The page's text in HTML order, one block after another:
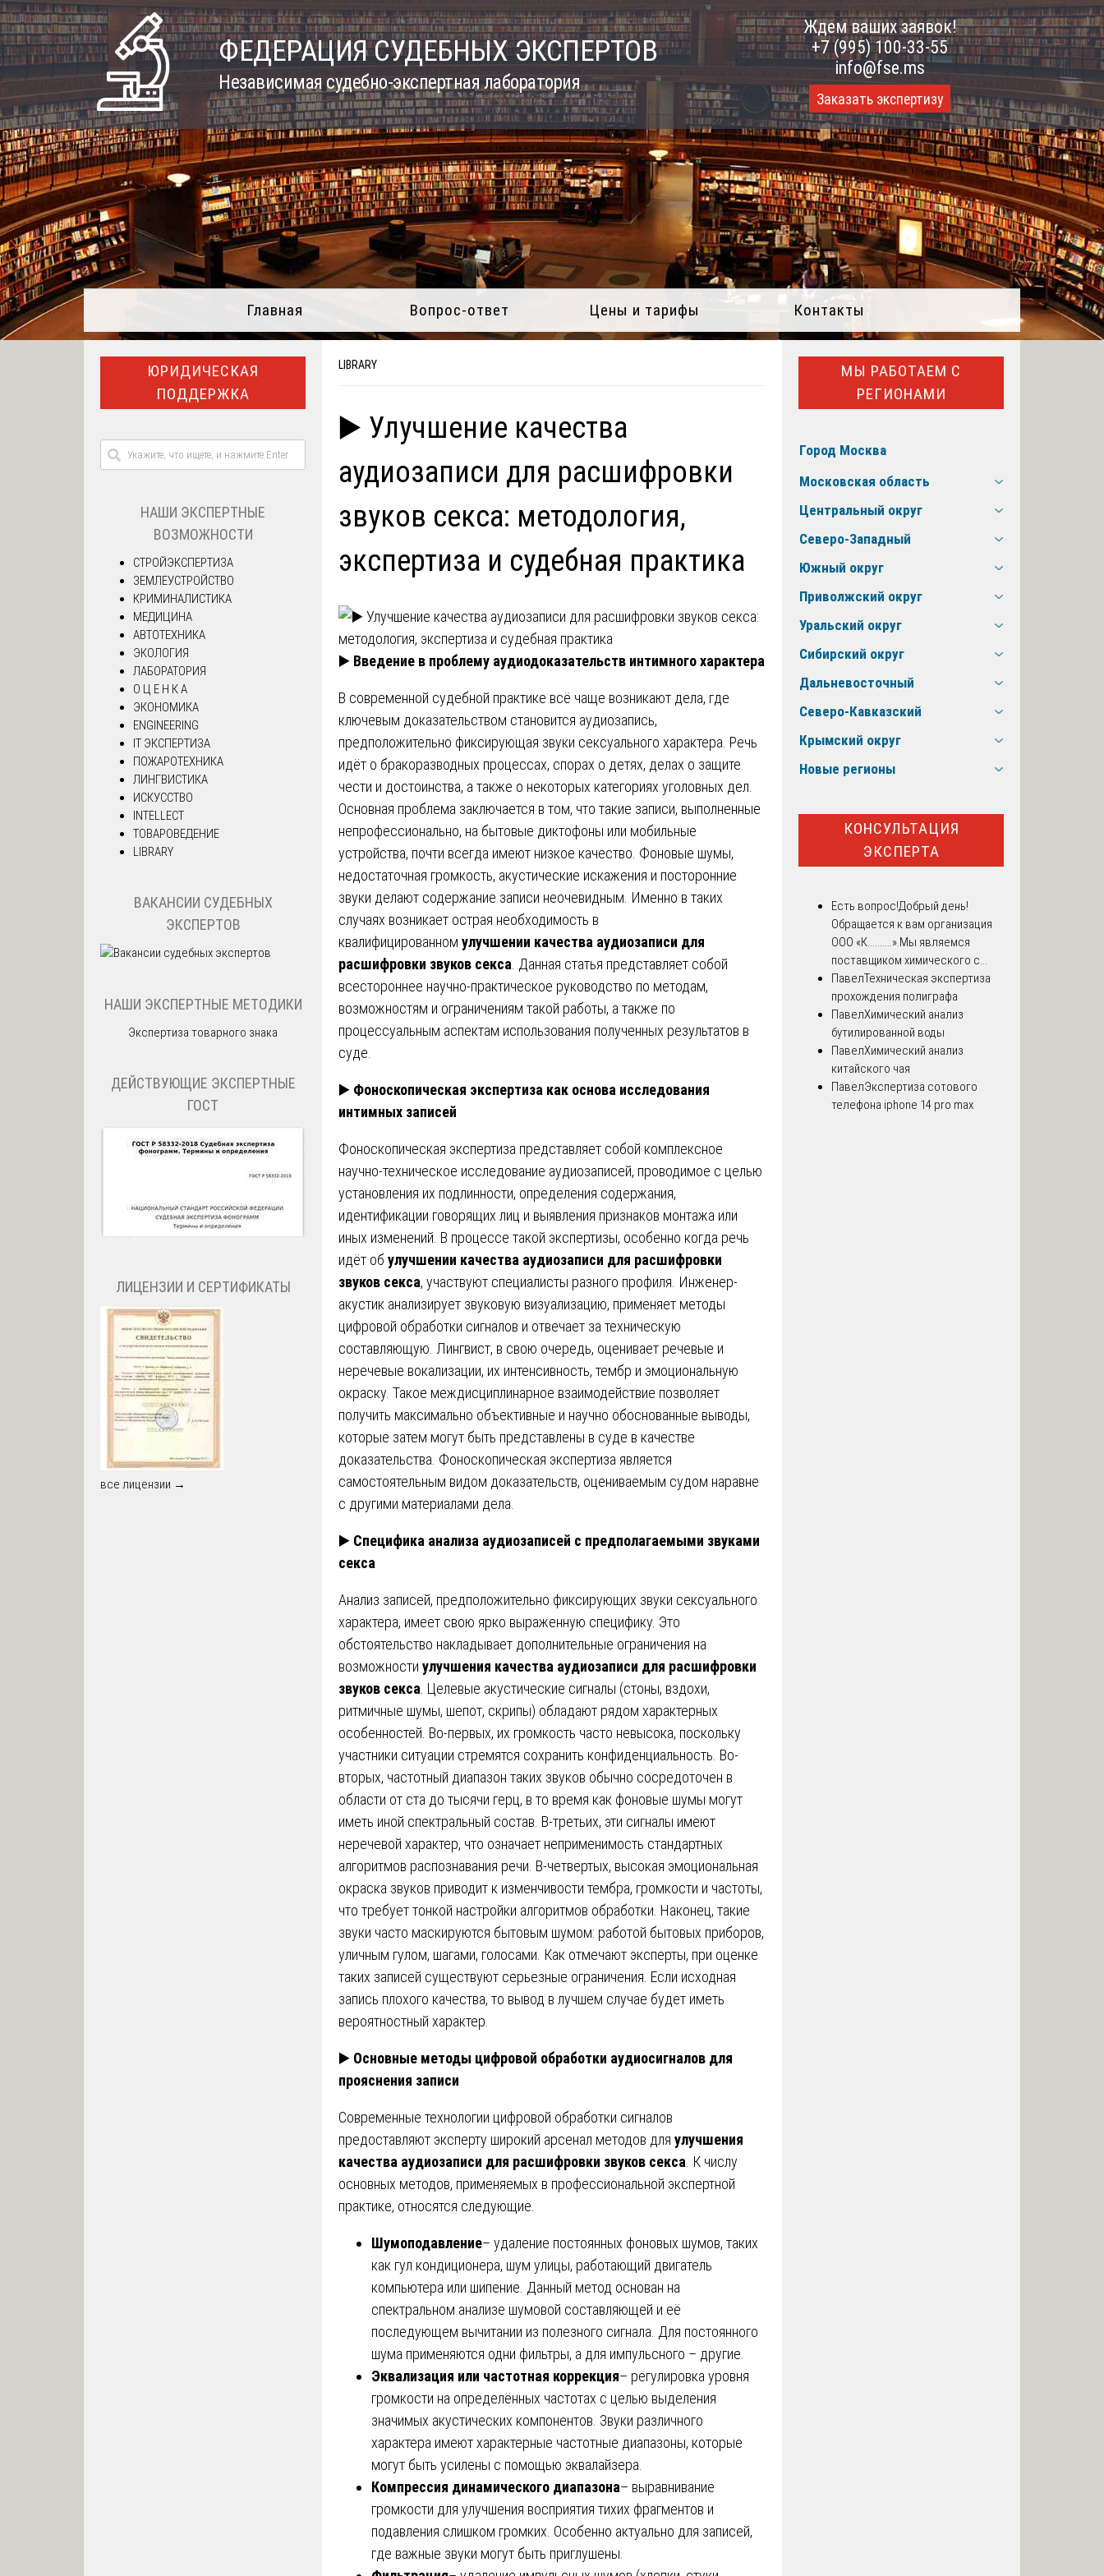
Skip
to
content
ФЕДЕРАЦИЯ СУДЕБНЫХ ЭКСПЕРТОВ
Независимая судебно-экспертная лаборатория
Ждем ваших заявок!
+7 (995) 100-33-55
info@fse.ms
Заказать экспертизу
Главная Вопрос-ответ Цены и тарифы Контакты
LIBRARY
▶️ Улучшение качества
аудиозаписи для расшифровки
звуков секса: методология,
экспертиза и судебная практика
▶️ Введение в проблему аудиодоказательств интимного характера
В современной судебной практике всё чаще возникают дела, где
ключевым доказательством становится аудиозапись,
предположительно фиксирующая звуки сексуального характера. Речь
идёт о бракоразводных процессах, спорах о детях, делах о защите
чести и достоинства, а также о некоторых категориях уголовных дел.
Основная проблема заключается в том, что такие записи, выполненные
непрофессионально, на бытовые диктофоны или мобильные
устройства, почти всегда имеют низкое качество. Фоновые шумы,
недостаточная громкость, акустические искажения и посторонние
звуки делают содержание записи неочевидным. Именно в таких
случаях возникает острая необходимость в
квалифицированном улучшении качества аудиозаписи для
расшифровки звуков секса . Данная статья представляет собой
всестороннее научно-практическое руководство по методам,
возможностям и ограничениям такой работы, а также по
процессуальным аспектам использования полученных результатов в
суде.
▶️ Фоноскопическая экспертиза как основа исследования
интимных записей
Фоноскопическая экспертиза представляет собой комплексное
научно-техническое исследование аудиозаписей, проводимое с целью
установления их подлинности, определения содержания,
идентификации говорящих лиц и выявления признаков монтажа или
иных изменений. В процессе такой экспертизы, особенно когда речь
идёт об улучшении качества аудиозаписи для расшифровки
звуков секса, участвуют специалисты разного профиля. Инженер-
акустик анализирует звуковую визуализацию, применяет методы
цифровой обработки сигналов и отвечает за техническую
составляющую. Лингвист, в свою очередь, оценивает речевые и
неречевые вокализации, их интенсивность, тембр и эмоциональную
окраску. Такое междисциплинарное взаимодействие позволяет
получить максимально объективные и научно обоснованные выводы,
которые затем могут быть представлены в суде в качестве
доказательства. Фоноскопическая экспертиза является
самостоятельным видом доказательств, оцениваемым судом наравне
с другими материалами дела.
▶️ Специфика анализа аудиозаписей с предполагаемыми звуками
секса
Анализ записей, предположительно фиксирующих звуки сексуального
характера, имеет свою ярко выраженную специфику. Это
обстоятельство накладывает дополнительные ограничения на
возможности улучшения качества аудиозаписи для расшифровки
звуков секса . Целевые акустические сигналы (стоны, вздохи,
ритмичные шумы, шепот, скрипы) обладают рядом характерных
особенностей. Во-первых, их громкость часто невысока, поскольку
участники ситуации стремятся сохранить конфиденциальность. Во-
вторых, частотный диапазон таких звуков обычно сосредоточен в
области от ста до тысячи герц, в то время как фоновые шумы могут
иметь иной спектральный состав. В-третьих, эти сигналы имеют
неречевой характер, что означает неприменимость стандартных
алгоритмов распознавания речи. В-четвертых, высокая эмоциональная
окраска звуков приводит к изменчивости тембра, громкости и частоты,
что требует тонкой настройки алгоритмов обработки. Наконец, такие
звуки часто маскируются бытовым шумом: работой бытовых приборов,
уличным гулом, шагами, голосами. Как отмечают эксперты, при оценке
таких записей существуют серьезные ограничения. Если исходная
запись плохого качества, то вывод в лучшем случае будет иметь
вероятностный характер.
▶️ Основные методы цифровой обработки аудиосигналов для
прояснения записи
Современные технологии цифровой обработки сигналов
предоставляют эксперту широкий арсенал методов для улучшения
качества аудиозаписи для расшифровки звуков секса . К числу
основных методов, применяемых в профессиональной экспертной
практике, относятся следующие.
Шумоподавление– удаление постоянных фоновых шумов, таких
как гул кондиционера, шум улицы, работающий двигатель
компьютера или шипение. Данный метод основан на
спектральном анализе шумовой составляющей и её
последующем вычитании из полезного сигнала. Для постоянного
шума применяются одни фильтры, а для импульсного – другие.
Эквализация или частотная коррекция– регулировка уровня
громкости на определённых частотах с целью выделения
значимых акустических компонентов. Звуки различного
характера имеют характерные частотные диапазоны, которые
могут быть усилены с помощью эквалайзера.
Компрессия динамического диапазона– выравнивание
громкости для улучшения восприятия тихих фрагментов и
подавления слишком громких. Особенно актуально для записей,
где важные звуки могут быть приглушены.
ЮРИДИЧЕСКАЯ
ПОДДЕРЖКА
НАШИ ЭКСПЕРТНЫЕ
ВОЗМОЖНОСТИ
СТРОЙЭКСПЕРТИЗА
ЗЕМЛЕУСТРОЙСТВО
КРИМИНАЛИСТИКА
МЕДИЦИНА
АВТОТЕХНИКА
ЭКОЛОГИЯ
ЛАБОРАТОРИЯ
О Ц Е Н К А
ЭКОНОМИКА
ENGINEERING
IT ЭКСПЕРТИЗА
ПОЖАРОТЕХНИКА
ЛИНГВИСТИКА
ИСКУССТВО
INTELLECT
ТОВАРОВЕДЕНИЕ
LIBRARY
ВАКАНСИИ СУДЕБНЫХ
ЭКСПЕРТОВ
НАШИ ЭКСПЕРТНЫЕ МЕТОДИКИ
Экспертиза товарного знака
ДЕЙСТВУЮЩИЕ ЭКСПЕРТНЫЕ
ГОСТ
ЛИЦЕНЗИИ И СЕРТИФИКАТЫ
все лицензии →
МЫ РАБОТАЕМ С
РЕГИОНАМИ
Город Москва
Московская область
Центральный округ
Северо-Западный
Южный округ
Приволжский округ
Уральский округ
Сибирский округ
Дальневосточный
Северо-Кавказский
Крымский округ
Новые регионы
КОНСУЛЬТАЦИЯ
ЭКСПЕРТА
Есть вопрос!Добрый день!
Обращается к вам организация
ООО «К..........».Мы являемся
поставщиком химического с...
ПавелТехническая экспертиза
прохождения полиграфа
ПавелХимический анализ
бутилированной воды
ПавелХимический анализ
китайского чая
ПавелЭкспертиза сотового
телефона iphone 14 pro max